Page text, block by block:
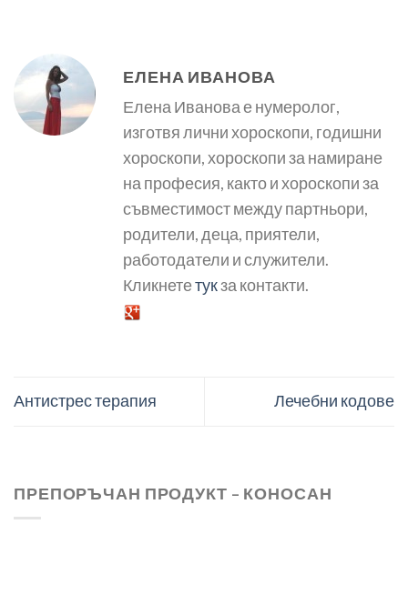
ЕЛЕНА ИВАНОВА
Елена Иванова е нумеролог,
изготвя лични хороскопи, годишни
хороскопи, хороскопи за намиране
на професия, както и хороскопи за
съвместимост между партньори,
родители, деца, приятели,
работодатели и служители.
Кликнететукза контакти.
Антистрес терапия Лечебни кодове
ПРЕПОРЪЧАН ПРОДУКТ – КОНОСАН